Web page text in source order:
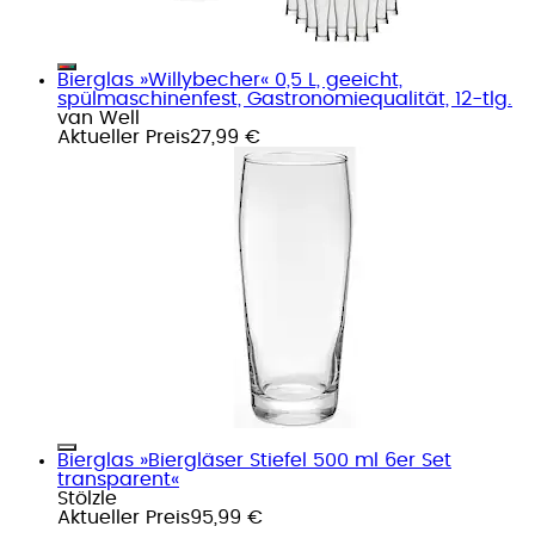
Bierglas »Willybecher« 0,5 L, geeicht,
spülmaschinenfest, Gastronomiequalität, 12-tlg.
van Well
Aktueller Preis27,99 €
Bierglas »Biergläser Stiefel 500 ml 6er Set
transparent«
Stölzle
Aktueller Preis95,99 €